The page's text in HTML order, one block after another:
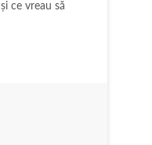
ce vreau să